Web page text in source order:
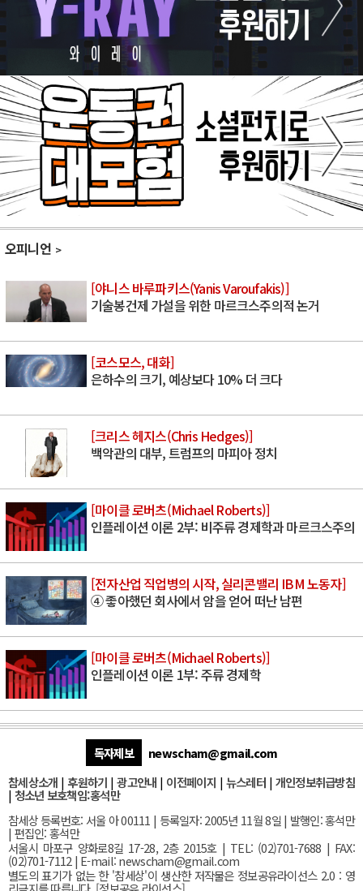
오피니언
[야니스 바루파키스(Yanis Varoufakis)]
기술봉건제 가설을 위한 마르크스주의적 논거
[코스모스, 대화]
은하수의 크기, 예상보다 10% 더 크다
[크리스 헤지스(Chris Hedges)]
백악관의 대부, 트럼프의 마피아 정치
[마이클 로버츠(Michael Roberts)]
인플레이션 이론 2부: 비주류 경제학과 마르크스주의
[전자산업 직업병의 시작, 실리콘밸리 IBM 노동자]
④ 좋아했던 회사에서 암을 얻어 떠난 남편
[마이클 로버츠(Michael Roberts)]
인플레이션 이론 1부: 주류 경제학
독자제보
newscham@gmail.com
참세상소개 | 후원하기 |광고안내 | 이전페이지 | 뉴스레터| 개인정보취급방침
| 청소년 보호책임:홍석만
참세상 등록번호: 서울 아 00111 | 등록일자: 2005년 11월 8일 | 발행인: 홍석만
| 편집인: 홍석만
서울시 마포구 양화로8길 17-28, 2층 2015호| TEL: (02)701-7688 | FAX:
(02)701-7112 | E-mail:newscham@gmail.com
별도의 표기가 없는 한 '참세상'이 생산한 저작물은 정보공유라이선스 2.0 : 영